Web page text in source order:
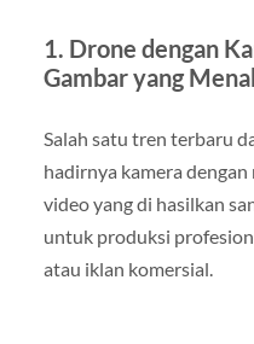
1. Drone dengan
Gambar yang
Salah satu tren terbaru
hadirnya kamera dengan
video yang di hasilkan
untuk produksi
atau iklan komersial.